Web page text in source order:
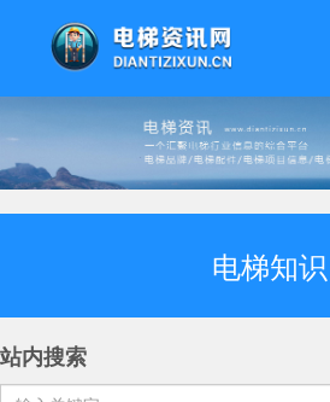
电梯知识
站内搜索